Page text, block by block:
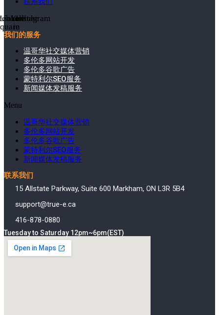
in
Youtube
Instagram
我们的服务
温哥华社交媒体营销
多伦多网站开发
多伦多谷歌广告
蒙特利尔SEO服务
新闻媒体发稿服务
Menu
温哥华社交媒体营销
多伦多网站开发
多伦多谷歌广告
蒙特利尔SEO服务
新闻媒体发稿服务
联系我们
15 Allstate Parkway, Suite 600 Markham, ON L3R 5B4
support@true-e.ca
416-878-0880
Tuesday to Saturday 12pm~6pm(EST)